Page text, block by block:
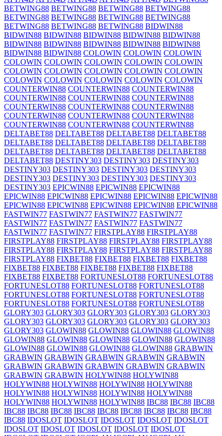
BETWING88 BETWING88 BETWING88 BETWING88
BETWING88 BETWING88 BETWING88 BETWING88
BETWING88 BETWING88 BETWING88 BIDWIN88
BIDWIN88 BIDWIN88 BIDWIN88 BIDWIN88 BIDWIN88
BIDWIN88 BIDWIN88 BIDWIN88 BIDWIN88 BIDWIN88
BIDWIN88 BIDWIN88 COLOWIN COLOWIN COLOWIN
COLOWIN COLOWIN COLOWIN COLOWIN COLOWIN
COLOWIN COLOWIN COLOWIN COLOWIN COLOWIN
COLOWIN COLOWIN COLOWIN COLOWIN COLOWIN
COUNTERWIN88 COUNTERWIN88 COUNTERWIN88
COUNTERWIN88 COUNTERWIN88 COUNTERWIN88
COUNTERWIN88 COUNTERWIN88 COUNTERWIN88
COUNTERWIN88 COUNTERWIN88 COUNTERWIN88
COUNTERWIN88 COUNTERWIN88 COUNTERWIN88
DELTABET88 DELTABET88 DELTABET88 DELTABET88
DELTABET88 DELTABET88 DELTABET88 DELTABET88
DELTABET88 DELTABET88 DELTABET88 DELTABET88
DELTABET88 DESTINY303 DESTINY303 DESTINY303
DESTINY303 DESTINY303 DESTINY303 DESTINY303
DESTINY303 DESTINY303 DESTINY303 DESTINY303
DESTINY303 EPICWIN88 EPICWIN88 EPICWIN88
EPICWIN88 EPICWIN88 EPICWIN88 EPICWIN88 EPICWIN88
EPICWIN88 EPICWIN88 EPICWIN88 EPICWIN88 EPICWIN88
FASTWIN77 FASTWIN77 FASTWIN77 FASTWIN77
FASTWIN77 FASTWIN77 FASTWIN77 FASTWIN77
FASTWIN77 FASTWIN77 FIRSTPLAY88 FIRSTPLAY88
FIRSTPLAY88 FIRSTPLAY88 FIRSTPLAY88 FIRSTPLAY88
FIRSTPLAY88 FIRSTPLAY88 FIRSTPLAY88 FIRSTPLAY88
FIRSTPLAY88 FIXBET88 FIXBET88 FIXBET88 FIXBET88
FIXBET88 FIXBET88 FIXBET88 FIXBET88 FIXBET88
FIXBET88 FIXBET88 FORTUNESLOT88 FORTUNESLOT88
FORTUNESLOT88 FORTUNESLOT88 FORTUNESLOT88
FORTUNESLOT88 FORTUNESLOT88 FORTUNESLOT88
FORTUNESLOT88 FORTUNESLOT88 FORTUNESLOT88
GLORY303 GLORY303 GLORY303 GLORY303 GLORY303
GLORY303 GLORY303 GLORY303 GLORY303 GLORY303
GLORY303 GLOWIN88 GLOWIN88 GLOWIN88 GLOWIN88
GLOWIN88 GLOWIN88 GLOWIN88 GLOWIN88 GLOWIN88
GLOWIN88 GLOWIN88 GLOWIN88 GLOWIN88 GRABWIN
GRABWIN GRABWIN GRABWIN GRABWIN GRABWIN
GRABWIN GRABWIN GRABWIN GRABWIN GRABWIN
GRABWIN GRABWIN HOLYWIN88 HOLYWIN88
HOLYWIN88 HOLYWIN88 HOLYWIN88 HOLYWIN88
HOLYWIN88 HOLYWIN88 HOLYWIN88 HOLYWIN88
HOLYWIN88 HOLYWIN88 HOLYWIN88 IBC88 IBC88 IBC88
IBC88 IBC88 IBC88 IBC88 IBC88 IBC88 IBC88 IBC88 IBC88
IBC88 IDOSLOT IDOSLOT IDOSLOT IDOSLOT IDOSLOT
IDOSLOT IDOSLOT IDOSLOT IDOSLOT IDOSLOT